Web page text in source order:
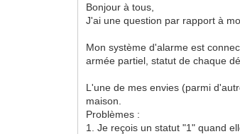
Bonjour à tous,
J'ai une question par rapport à
Mon système d'alarme est
armée partiel, statut de chaque
L'une de mes envies (parmi
maison.
Problèmes :
1. Je reçois un statut "1" quand